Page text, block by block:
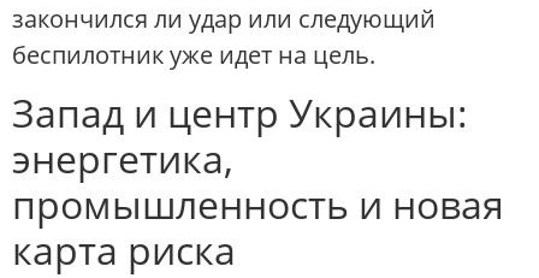
закончился ли удар или следующий
беспилотник уже идет на цель.
Запад и центр Украины:
энергетика,
промышленность и новая
карта риска